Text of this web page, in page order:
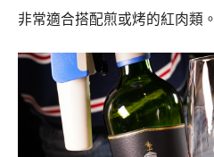
非常適合搭配煎或烤的紅肉類。